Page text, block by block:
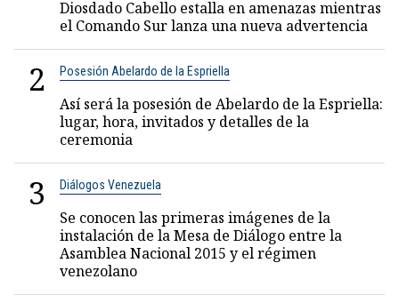
Diosdado Cabello estalla en amenazas mientras
el Comando Sur lanza una nueva advertencia
2 Posesión Abelardo de la Espriella
Así será la posesión de Abelardo de la Espriella:
lugar, hora, invitados y detalles de la
ceremonia
3 Diálogos Venezuela
Se conocen las primeras imágenes de la
instalación de la Mesa de Diálogo entre la
Asamblea Nacional 2015 y el régimen
venezolano